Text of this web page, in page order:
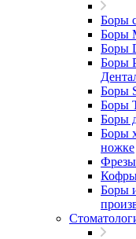
Боры
Боры
Боры
Боры
Боры
Боры
Боры
Боры
ножке
Фрезы
Боры